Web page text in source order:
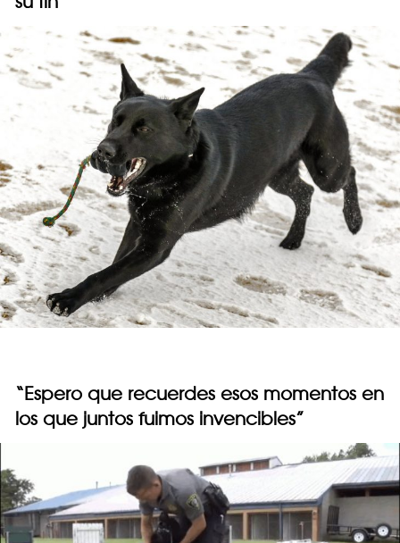
“Espero que recuerdes esos momentos en
los que juntos fuimos invencibles”